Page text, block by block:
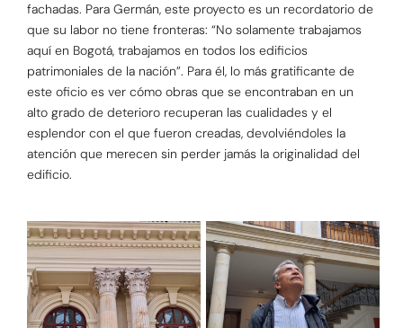
fachadas. Para Germán, este proyecto es un recordatorio de
que su labor no tiene fronteras: “No solamente trabajamos
aquí en Bogotá, trabajamos en todos los edificios
patrimoniales de la nación”. Para él, lo más gratificante de
este oficio es ver cómo obras que se encontraban en un
alto grado de deterioro recuperan las cualidades y el
esplendor con el que fueron creadas, devolviéndoles la
atención que merecen sin perder jamás la originalidad del
edificio.